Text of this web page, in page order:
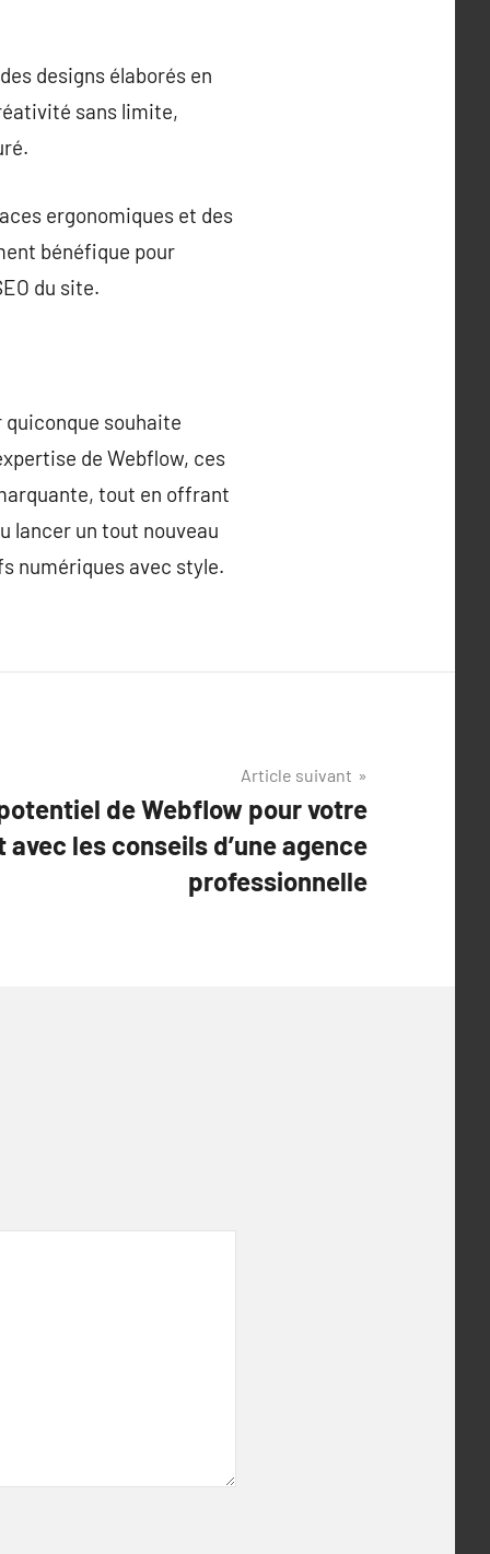
designs élaborés en
sans limite,
ergonomiques et des
bénéfique pour
du site.
souhaite
de Webflow, ces
tout en offrant
lancer un tout nouveau
numériques avec style.
Article suivant
de Webflow pour votre
avec les conseils d’une agence
professionnelle